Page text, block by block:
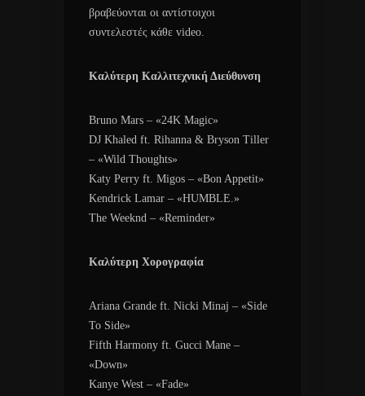
βραβεύονται οι αντίστοιχοι
συντελεστές κάθε video.
Καλύτερη Καλλιτεχνική Διεύθυνση
Bruno Mars – «24K Magic»
DJ Khaled ft. Rihanna & Bryson Tiller
– «Wild Thoughts»
Katy Perry ft. Migos – «Bon Appetit»
Kendrick Lamar – «HUMBLE.»
The Weeknd – «Reminder»
Καλύτερη Χορογραφία
Ariana Grande ft. Nicki Minaj – «Side
To Side»
Fifth Harmony ft. Gucci Mane –
«Down»
Kanye West – «Fade»